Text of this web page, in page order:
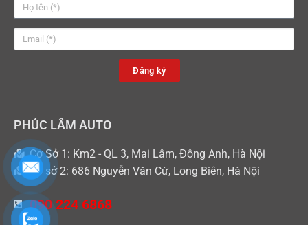
Đăng ký
PHÚC LÂM AUTO
Cơ Sở 1: Km2 - QL 3, Mai Lâm, Đông Anh, Hà Nội
Cơ sở 2: 686 Nguyễn Văn Cừ, Long Biên, Hà Nội
090 224 6868